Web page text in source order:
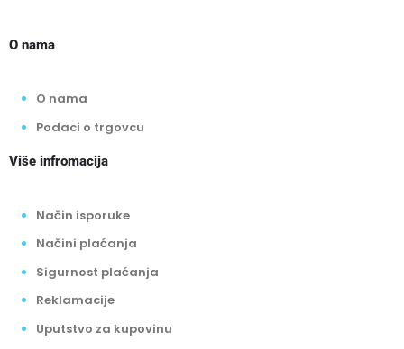
O nama
O nama
Podaci o trgovcu
Više infromacija
Način isporuke
Načini plaćanja
Sigurnost plaćanja
Reklamacije
Uputstvo za kupovinu